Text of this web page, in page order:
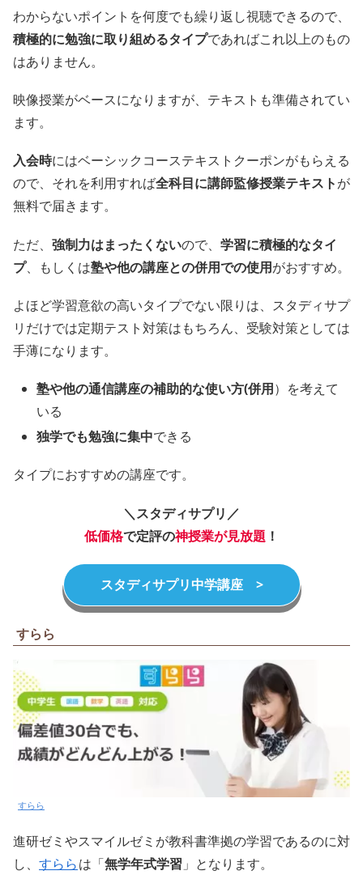
わからないポイントを何度でも繰り返し視聴できるので、
積極的に勉強に取り組めるタイプであればこれ以上のもの
はありません。
映像授業がベースになりますが、テキストも準備されてい
ます。
入会時にはベーシックコーステキストクーポンがもらえる
ので、それを利用すれば全科目に講師監修授業テキストが
無料で届きます。
ただ、 強制力はまったくないので、 学習に積極的なタイ
プ、もしくは塾や他の講座との併用での使用がおすすめ。
よほど学習意欲の高いタイプでない限りは、スタディサプ
リだけでは定期テスト対策はもちろん、受験対策としては
手薄になります。
塾や他の通信講座の補助的な使い方(併用）を考えて
いる
独学でも勉強に集中できる
タイプにおすすめの講座です。
＼スタディサプリ／
低価格で定評の神授業が見放題 ！
スタディサプリ中学講座 >
すらら
すらら
進研ゼミやスマイルゼミが教科書準拠の学習であるのに対
し、 すららは「無学年式学習 」となります。